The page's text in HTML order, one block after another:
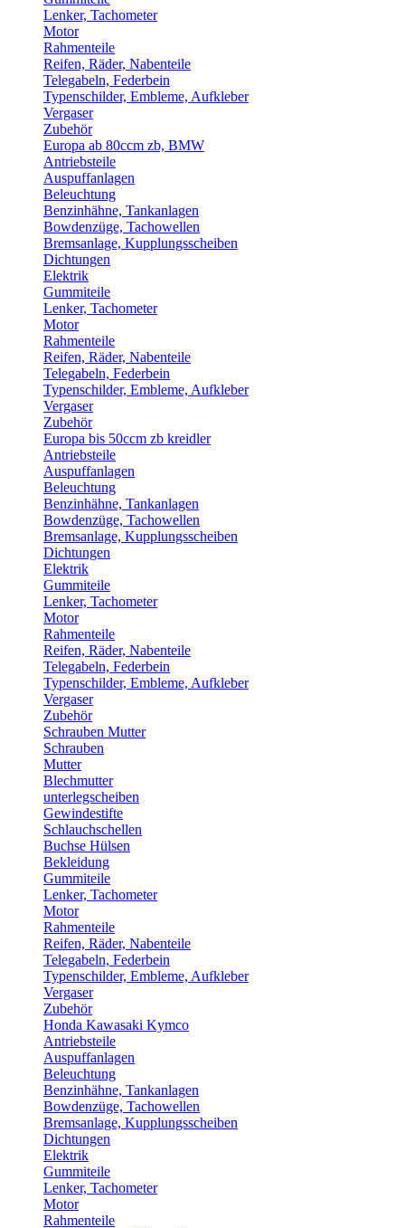
Lenker, Tachometer
Motor
Rahmenteile
Reifen, Räder, Nabenteile
Telegabeln, Federbein
Typenschilder, Embleme, Aufkleber
Vergaser
Zubehör
Europa ab 80ccm zb, BMW
Antriebsteile
Auspuffanlagen
Beleuchtung
Benzinhähne, Tankanlagen
Bowdenzüge, Tachowellen
Bremsanlage, Kupplungsscheiben
Dichtungen
Elektrik
Gummiteile
Lenker, Tachometer
Motor
Rahmenteile
Reifen, Räder, Nabenteile
Telegabeln, Federbein
Typenschilder, Embleme, Aufkleber
Vergaser
Zubehör
Europa bis 50ccm zb kreidler
Antriebsteile
Auspuffanlagen
Beleuchtung
Benzinhähne, Tankanlagen
Bowdenzüge, Tachowellen
Bremsanlage, Kupplungsscheiben
Dichtungen
Elektrik
Gummiteile
Lenker, Tachometer
Motor
Rahmenteile
Reifen, Räder, Nabenteile
Telegabeln, Federbein
Typenschilder, Embleme, Aufkleber
Vergaser
Zubehör
Schrauben Mutter
Schrauben
Mutter
Blechmutter
unterlegscheiben
Gewindestifte
Schlauchschellen
Buchse Hülsen
Bekleidung
Gummiteile
Lenker, Tachometer
Motor
Rahmenteile
Reifen, Räder, Nabenteile
Telegabeln, Federbein
Typenschilder, Embleme, Aufkleber
Vergaser
Zubehör
Honda Kawasaki Kymco
Antriebsteile
Auspuffanlagen
Beleuchtung
Benzinhähne, Tankanlagen
Bowdenzüge, Tachowellen
Bremsanlage, Kupplungsscheiben
Dichtungen
Elektrik
Gummiteile
Lenker, Tachometer
Motor
Rahmenteile